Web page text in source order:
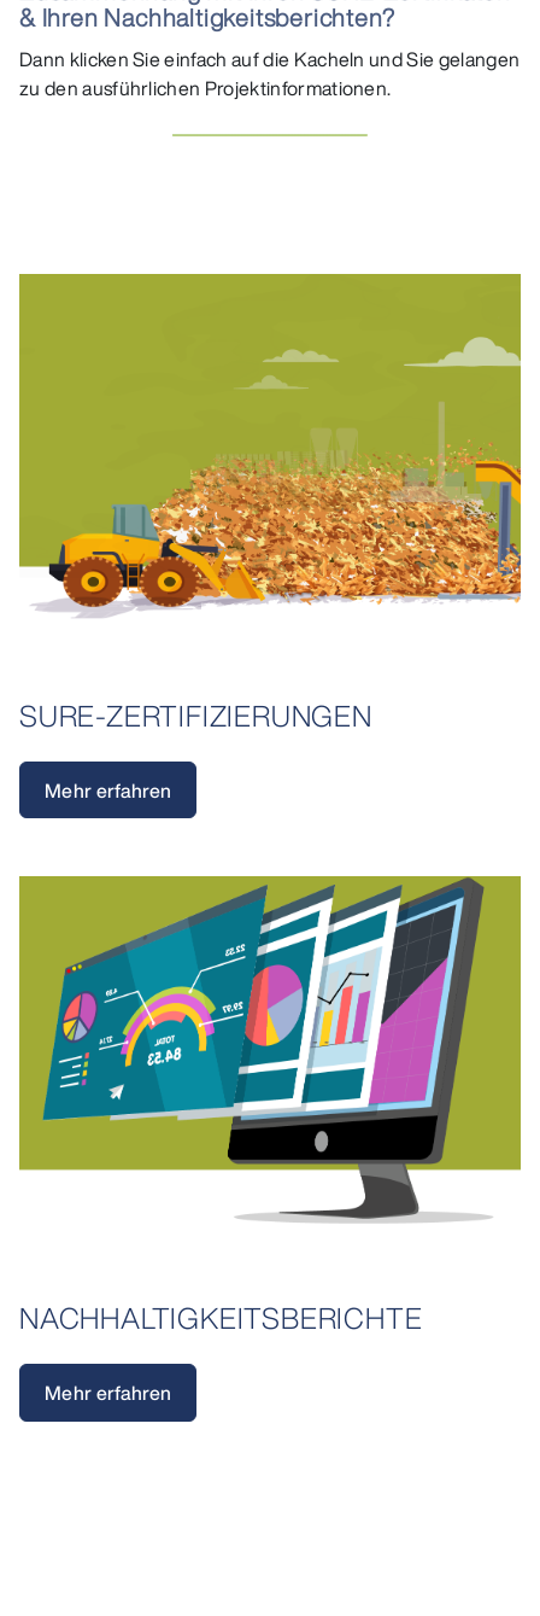
& Ihren Nachhaltigkeitsberichten?
Dann klicken Sie einfach auf die Kacheln und Sie gelangen
zu den ausführlichen Projektinformationen.
SURE-ZERTIFIZIERUNGEN
Mehr erfahren
NACHHALTIGKEITSBERICHTE
Mehr erfahren